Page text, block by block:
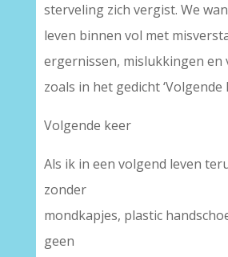
sterveling zich vergist. We
leven binnen vol met
ergernissen, mislukkingen en
zoals in het gedicht ‘Volgende
Volgende keer
Als ik in een volgend leven
zonder
mondkapjes, plastic
geen